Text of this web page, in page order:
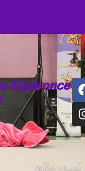
Espérance